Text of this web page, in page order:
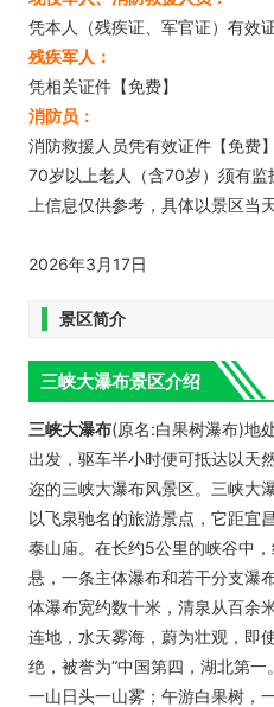
凭本人（残疾证、军官证）有效
残疾军人：
凭相关证件【免费】
消防员：
消防救援人员凭有效证件【免费】
70岁以上老人（含70岁）须有监
上信息仅供参考，具体以景区当
2026年3月17日
景区简介
三峡大瀑布景区介绍
三峡大瀑布(原名:白果树瀑布)地
出发，驱车半小时便可抵达以天
迩的三峡大瀑布风景区。三峡大
以飞泉驰名的旅游景点，它距宜
泰山庙。在长约5公里的峡谷中
悬，一条主体瀑布和若干分支瀑
体瀑布宽约数十米，清泉从百余
连地，水天雾海，蔚为壮观，即
绝，被誉为“中国第四，湖北第一
一山日头一山雾；午游白果树，